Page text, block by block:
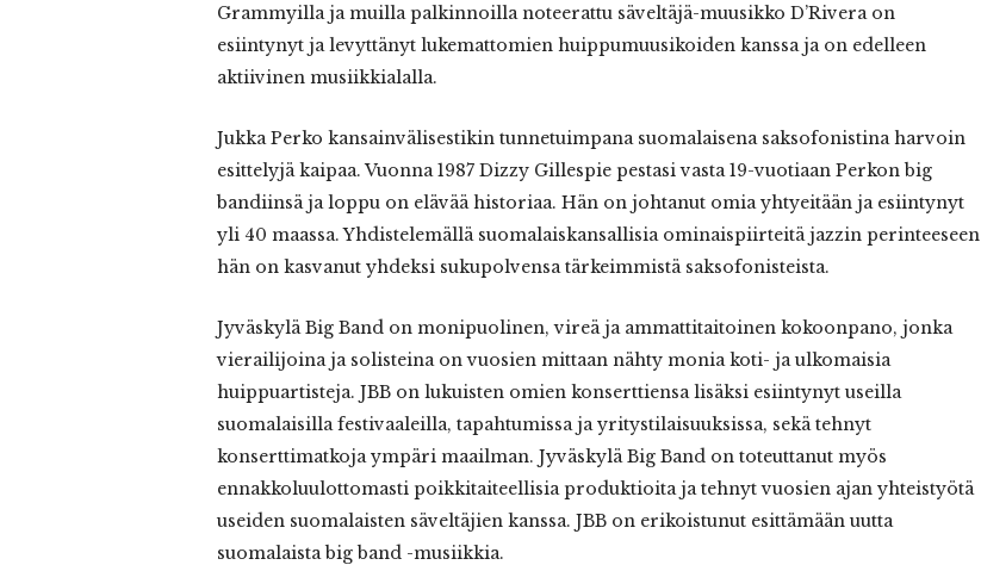
Grammyilla ja muilla palkinnoilla noteerattu säveltäjä-muusikko D’Rivera on
esiintynyt ja levyttänyt lukemattomien huippumuusikoiden kanssa ja on edelleen
aktiivinen musiikkialalla.
Jukka Perko kansainvälisestikin tunnetuimpana suomalaisena saksofonistina harvoin
esittelyjä kaipaa. Vuonna 1987 Dizzy Gillespie pestasi vasta 19-vuotiaan Perkon big
bandiinsä ja loppu on elävää historiaa. Hän on johtanut omia yhtyeitään ja esiintynyt
yli 40 maassa. Yhdistelemällä suomalaiskansallisia ominaispiirteitä jazzin perinteeseen
hän on kasvanut yhdeksi sukupolvensa tärkeimmistä saksofonisteista.
Jyväskylä Big Band on monipuolinen, vireä ja ammattitaitoinen kokoonpano, jonka
vierailijoina ja solisteina on vuosien mittaan nähty monia koti- ja ulkomaisia
huippuartisteja. JBB on lukuisten omien konserttiensa lisäksi esiintynyt useilla
suomalaisilla festivaaleilla, tapahtumissa ja yritystilaisuuksissa, sekä tehnyt
konserttimatkoja ympäri maailman. Jyväskylä Big Band on toteuttanut myös
ennakkoluulottomasti poikkitaiteellisia produktioita ja tehnyt vuosien ajan yhteistyötä
useiden suomalaisten säveltäjien kanssa. JBB on erikoistunut esittämään uutta
suomalaista big band -musiikkia.